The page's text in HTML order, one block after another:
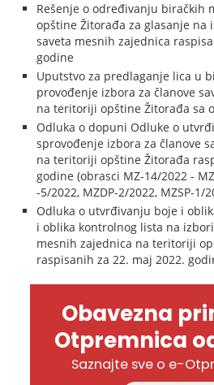
Rešenje o određivanju biračkih
opštine Žitorađa za glasanje na
saveta mesnih zajednica
godine
Uputstvo za predlaganje lica u
provođenje izbora za članove
na teritoriji opštine Žitorađa sa
Odluka o dopuni Odluke o
sprovođenje izbora za članove
na teritoriji opštine Žitorađa
godine (obrasci MZ-14/2022 -
-5/2022, MZDP-2/2022, MZSP-1/
Odluka o utvrđivanju boje i
i oblika kontrolnog lista na
mesnih zajednica na teritoriji
raspisanih za 22. maj 2022.
Obavezna
Otpremnica od
Saznajte sve o e-